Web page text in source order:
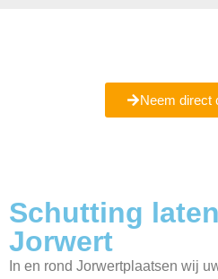
Neem direct
Schutting
Jorwert
In en rond Jorwertplaatsen wij